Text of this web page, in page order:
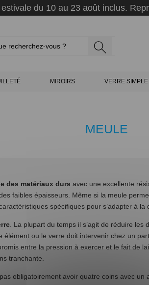
du 10 au 23 août inclus.
MIROIRS VERRE SIMPLE
MEULE
des matériaux durs avec une excellente
faibles épaisseurs. Même si la meule
spécifiques pour s’adapter à la
. La plupart du temps il s’agit de réduire les
ou le verre doit intervenir chez un
entre la pression à exercer et le fait de
tranchante.
obligatoirement avoir quatre coins avec
c’est de ne pas avoir des coins